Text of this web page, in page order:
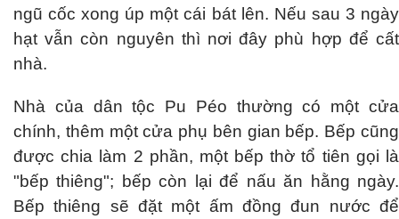
ngũ cốc xong úp một cái bát lên. Nếu sau 3 ngày
hạt vẫn còn nguyên thì nơi đây phù hợp để cất
nhà.
Nhà của dân tộc Pu Péo thường có một cửa
chính, thêm một cửa phụ bên gian bếp. Bếp cũng
được chia làm 2 phần, một bếp thờ tổ tiên gọi là
"bếp thiêng"; bếp còn lại để nấu ăn hằng ngày.
Bếp thiêng sẽ đặt một ấm đồng đun nước để